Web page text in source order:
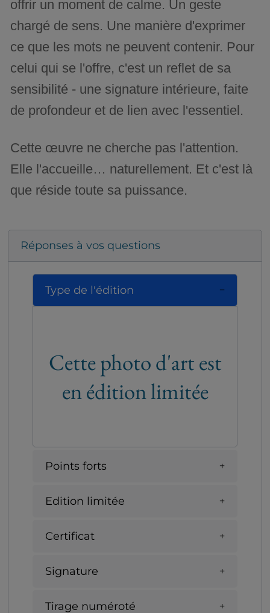
offrir un moment de calme. Un geste
chargé de sens. Une manière d'exprimer
ce que les mots ne peuvent contenir. Pour
celui qui se l'offre, c'est un reflet de sa
sensibilité - une signature intérieure, faite
de profondeur et de lien avec l'essentiel.
Cette œuvre ne cherche pas l'attention.
Elle l'accueille… naturellement. Et c'est là
que réside toute sa puissance.
Réponses à vos questions
Type de l'édition
Cette photo d'art est
en édition limitée
Points forts
Edition limitée
Certificat
Signature
Tirage numéroté